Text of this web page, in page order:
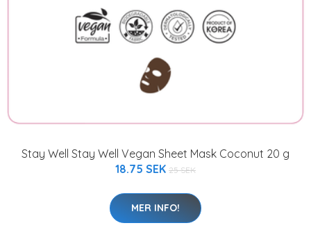
Stay Well Stay Well Vegan Sheet Mask Coconut 20 g
18.75 SEK 25 SEK
MER INFO!